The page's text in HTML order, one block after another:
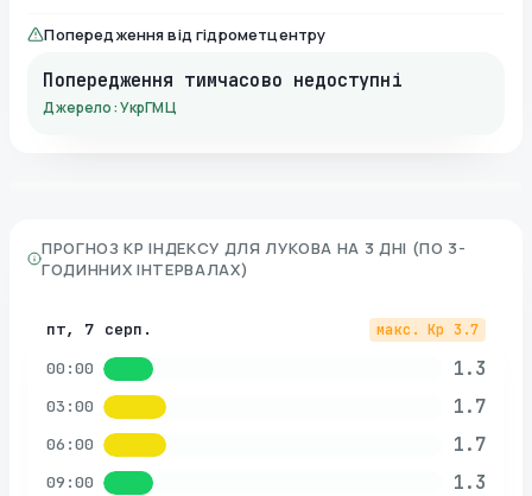
Попередження від гідрометцентру
Попередження тимчасово недоступні
Джерело: УкрГМЦ
ПРОГНОЗ KP ІНДЕКСУ ДЛЯ ЛУКОВА НА 3 ДНІ (ПО 3-
ГОДИННИХ ІНТЕРВАЛАХ)
пт, 7 серп. макс. Kp 3.7
00:00 1.3
03:00 1.7
06:00 1.7
09:00 1.3